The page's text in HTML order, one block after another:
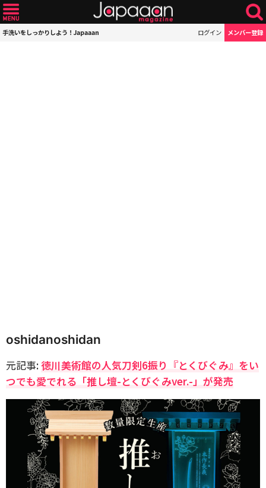
手洗いをしっかりしよう！Japaaan ログイン メンバー登録
oshidanoshidan
元記事:徳川美術館の人気刀剣6振り『とくびぐみ』をい
つでも愛でれる「推し壇-とくびぐみver.-」が発売